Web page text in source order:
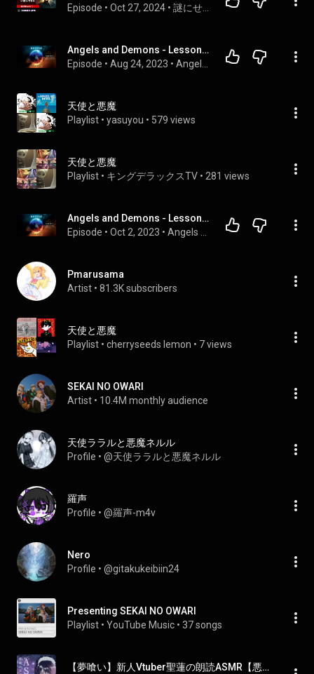
Episode • Oct 27, 2024 •
Angels and Demons - Lesson 2 - Organization and Ministry
Episode • Aug 24, 2023 •
天使と悪魔
Playlist • yasuyou • 579 views
天使と悪魔
Playlist • キングデラックスTV • 281 views
Angels and Demons - Lesson 7 - The Devil - Domain and Ministry - The Plan
Episode • Oct 2, 2023 •
Pmarusama
Artist • 81.3K subscribers
天使と悪魔
Playlist • cherryseeds lemon • 7 views
SEKAI NO OWARI
Artist • 10.4M monthly audience
天使ララルと悪魔ネルル
Profile • @天使ララルと悪魔ネルル
羅声
Profile • @羅声-m4v
Nero
Profile • @gitakukeibiin24
Presenting SEKAI NO OWARI
Playlist • YouTube Music • 37 songs
【夢喰い】新人Vtuber聖蓮の朗読ASMR【悪魔の元天使】